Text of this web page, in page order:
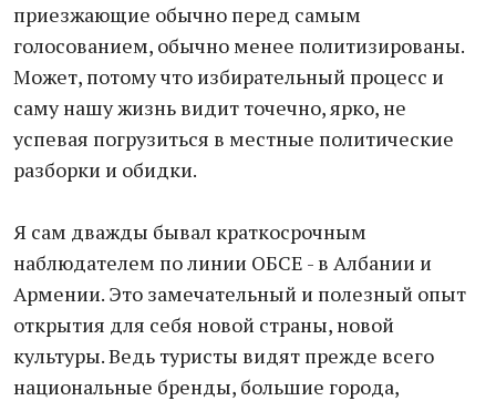
приезжающие обычно перед самым
голосованием, обычно менее политизированы.
Может, потому что избирательный процесс и
саму нашу жизнь видит точечно, ярко, не
успевая погрузиться в местные политические
разборки и обидки.
Я сам дважды бывал краткосрочным
наблюдателем по линии ОБСЕ - в Албании и
Армении. Это замечательный и полезный опыт
открытия для себя новой страны, новой
культуры. Ведь туристы видят прежде всего
национальные бренды, большие города,